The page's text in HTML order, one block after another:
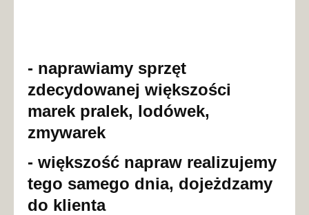
- naprawiamy sprzęt
zdecydowanej większości
marek pralek, lodówek,
zmywarek
- większość napraw realizujemy
tego samego dnia, dojeżdzamy
do klienta